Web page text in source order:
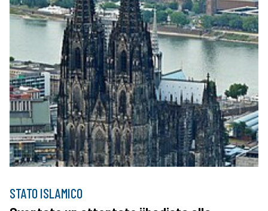
STATO ISLAMICO